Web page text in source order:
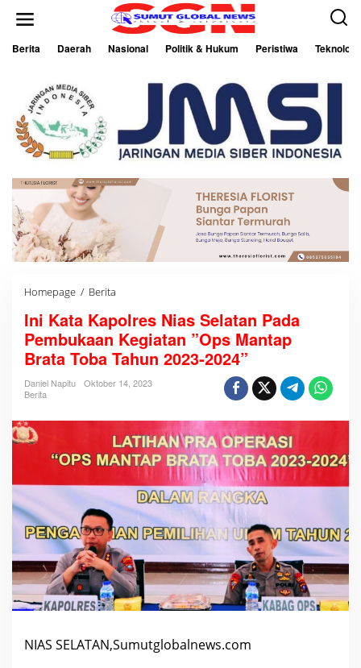
Berita Daerah Nasional Politik & Hukum Peristiwa Teknologi
Homepage / Berita
i
K
t
a
a
l
r
e
s
i
s
e
l
a
t
a
n
P
a
Ini Kata Kapolres Nias Selatan Pada
Pembukaan Kegiatan ”Ops Mantap
Brata Toba Tahun 2023-2024”
Daniel Napitu
Oktober 14, 2023
Berita
NIAS SELATAN,Sumutglobalnews.com